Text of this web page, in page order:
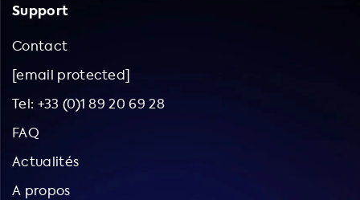
Support
Contact
[email protected]
Tel: +33 (0)1 89 20 69 28
FAQ
Actualités
A propos